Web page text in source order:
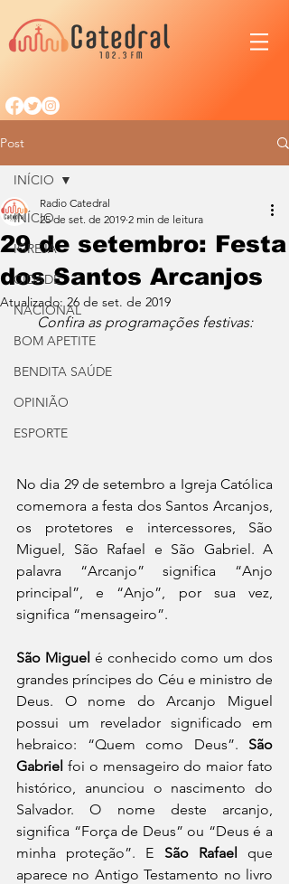
Post
INÍCIO
IGREJA
CIDADE
NACIONAL
BOM APETITE
BENDITA SAÚDE
OPINIÃO
ESPORTE
INÍCIO
29 de setembro: Festa
dos Santos Arcanjos
Radio Catedral
25 de set. de 2019 2 min de leitura
Atualizado:26 de set. de 2019
Confira as programações festivas:
No dia 29 de setembro a Igreja Católica
comemora a festa dos Santos Arcanjos,
os protetores e intercessores, São
Miguel, São Rafael e São Gabriel. A
palavra “Arcanjo” significa “Anjo
principal”, e “Anjo”, por sua vez,
significa “mensageiro”.
São Miguel é conhecido como um dos
grandes príncipes do Céu e ministro de
Deus. O nome do Arcanjo Miguel
possui um revelador significado em
hebraico: “Quem como Deus”. São
Gabriel foi o mensageiro do maior fato
histórico, anunciou o nascimento do
Salvador. O nome deste arcanjo,
significa “Força de Deus” ou “Deus é a
minha proteção”. E São Rafael que
aparece no Antigo Testamento no livro